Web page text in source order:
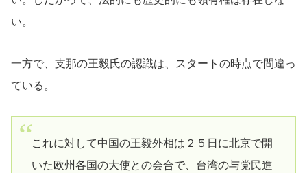
い。
一方で、支那の王毅氏の認識は、スタートの時点で間違っ
ている。
これに対して中国の王毅外相は２５日に北京で開
いた欧州各国の大使との会合で、台湾の与党民進